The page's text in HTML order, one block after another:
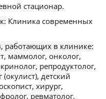
стационар.
Клиника современных
работающих в клинике:
маммолог, онколог,
репродуктолог,
детский
хирург,
ревматолог,